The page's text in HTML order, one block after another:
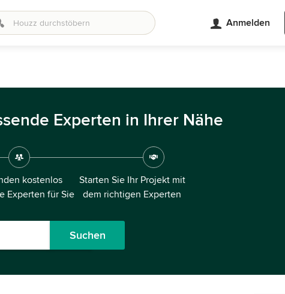
Anmelden
Experten in Ihrer Nähe
kostenlos
Experten für Sie
Starten Sie Ihr Projekt mit
dem richtigen Experten
Suchen